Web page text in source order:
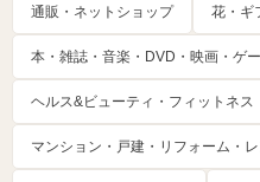
通販・ネットショップ 花・ギ
本・雑誌・音楽・DVD・映画・ゲ
ヘルス&ビューティ・フィットネス
マンション・戸建・リフォーム・